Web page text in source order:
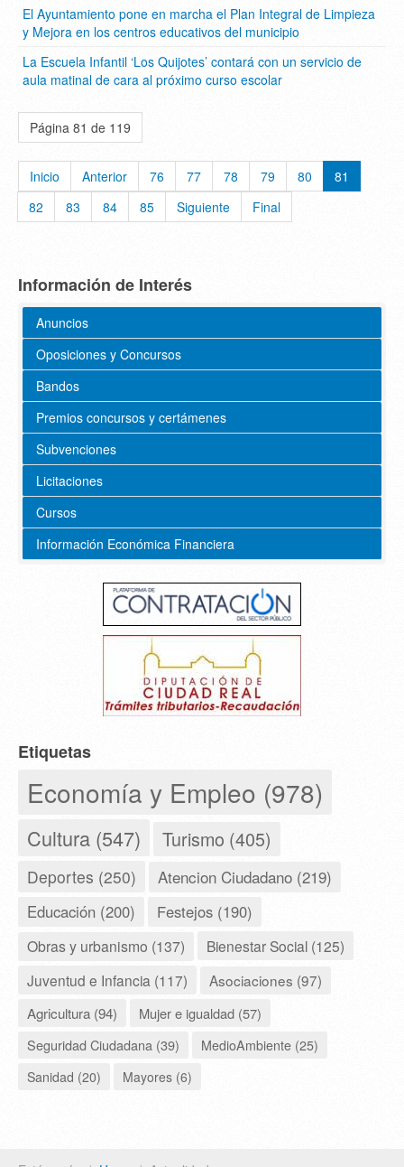
El Ayuntamiento pone en marcha el Plan Integral de Limpieza
y Mejora en los centros educativos del municipio
La Escuela Infantil ‘Los Quijotes’ contará con un servicio de
aula matinal de cara al próximo curso escolar
Página 81 de 119
Inicio Anterior 76 77 78 79 80
81
82
83 84 85 Siguiente Final
Información de Interés
Anuncios
Oposiciones y Concursos
Bandos
Premios concursos y certámenes
Subvenciones
Licitaciones
Cursos
Información Económica Financiera
Etiquetas
Economía y Empleo (978)
Cultura (547) Turismo (405)
Deportes (250) Atencion Ciudadano (219)
Educación (200) Festejos (190)
Obras y urbanismo (137)
Bienestar Social (125)
Juventud e Infancia (117)
Asociaciones (97)
Agricultura (94)
Mujer e igualdad (57)
Seguridad Ciudadana (39)
MedioAmbiente (25)
Sanidad (20)
Mayores (6)